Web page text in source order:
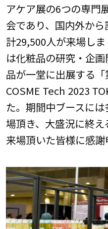
アケア展の6つの専門
会であり、国内外か
計29,500人が来場し
は化粧品の研究・企
品が一堂に出展する
COSME Tech 2023
た。期間中ブースに
場頂き、大盛況に終
来場頂いた皆様に感謝